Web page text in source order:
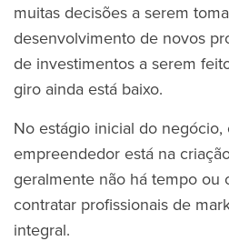
muitas decisões a serem
desenvolvimento de novos
de investimentos a serem
giro ainda está baixo.
No estágio inicial do negócio,
empreendedor está na
geralmente não há tempo ou
contratar profissionais de
integral.